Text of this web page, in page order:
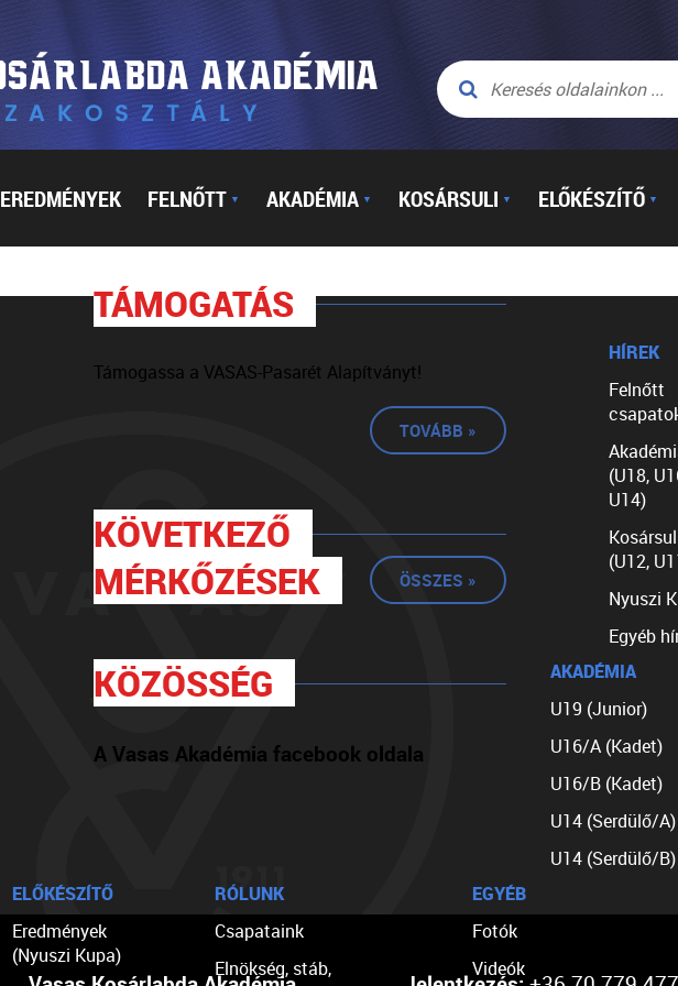
EREDMÉNYEK FELNŐTT ▼ AKADÉMIA ▼ KOSÁRSULI ▼ ELŐKÉSZÍTŐ ▼
TÁMOGATÁS
Támogassa a VASAS-Pasarét Alapítványt!
TOVÁBB »
KÖVETKEZŐ
MÉRKŐZÉSEK
ÖSSZES »
KÖZÖSSÉG
A Vasas Akadémia facebook oldala
HÍREK
Felnőtt
(U18,
U14)
(U12,
Nyuszi
Egyéb
AKADÉMIA
U19 (Junior)
U16/A (Kadet)
U16/B (Kadet)
U14 (Serdülő/A)
U14 (Serdülő/B)
ELŐKÉSZÍTŐ
Eredmények
(Nyuszi Kupa)
RÓLUNK
Csapataink
Elnökség, stáb,
EGYÉB
Fotók
Videók